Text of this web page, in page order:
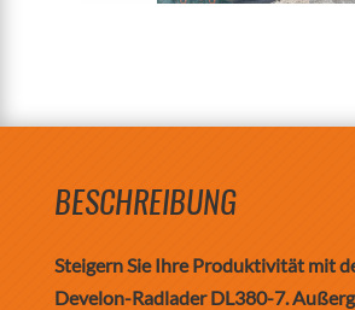
BESCHREIBUNG
Steigern Sie Ihre Produktivität mit
Develon-Radlader DL380-7.